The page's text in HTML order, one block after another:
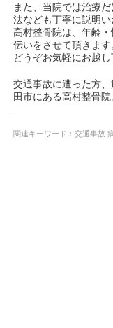
また、当院では治療
法なども丁寧に説明い
高村整骨院は、年齢
伝いをさせて頂きます
どうぞお気軽にお越し
交通事故に遭った方
田市にある高村整骨
関連キーワード：交通事故